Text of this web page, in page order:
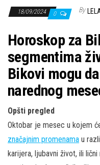
18/09/2024 0 By
Horoskop za
segmentima
Bikovi mogu
narednog
Opšti pregled
Oktobar je mesec u kojem
značajnim promenama u
karijera, ljubavni život, ili